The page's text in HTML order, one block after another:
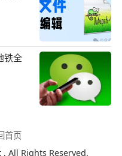
铁全
首页
, All Rights Reserved.